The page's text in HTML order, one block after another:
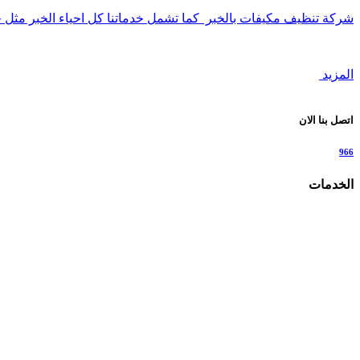
شركة تنظيف مكيفات بالخبر كما تشمل خدماتنا كل احياء الخبر
المزيد
اتصل بنا الان
966
الخدمات